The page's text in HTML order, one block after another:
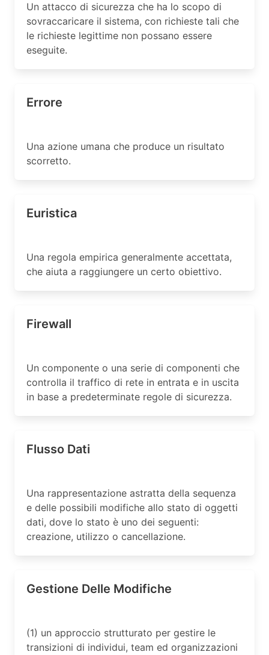
Un attacco di sicurezza che ha lo scopo di
sovraccaricare il sistema, con richieste tali che
le richieste legittime non possano essere
eseguite.
Errore
Una azione umana che produce un risultato
scorretto.
Euristica
Una regola empirica generalmente accettata,
che aiuta a raggiungere un certo obiettivo.
Firewall
Un componente o una serie di componenti che
controlla il traffico di rete in entrata e in uscita
in base a predeterminate regole di sicurezza.
Flusso Dati
Una rappresentazione astratta della sequenza
e delle possibili modifiche allo stato di oggetti
dati, dove lo stato è uno dei seguenti:
creazione, utilizzo o cancellazione.
Gestione Delle Modifiche
(1) un approccio strutturato per gestire le
transizioni di individui, team ed organizzazioni